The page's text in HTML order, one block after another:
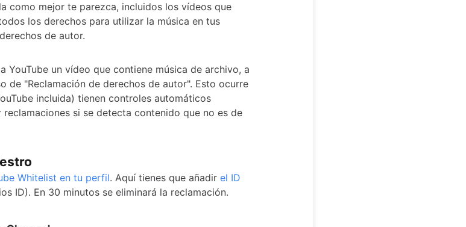
como mejor te parezca, incluidos los vídeos que
los derechos para utilizar la música en tus
de autor.
YouTube un vídeo que contiene música de archivo, a
de "Reclamación de derechos de autor". Esto ocurre
incluida) tienen controles automáticos
si se detecta contenido que no es de
Whitelist en tu perfil. Aquí tienes que añadir el ID
ID). En 30 minutos se eliminará la reclamación.